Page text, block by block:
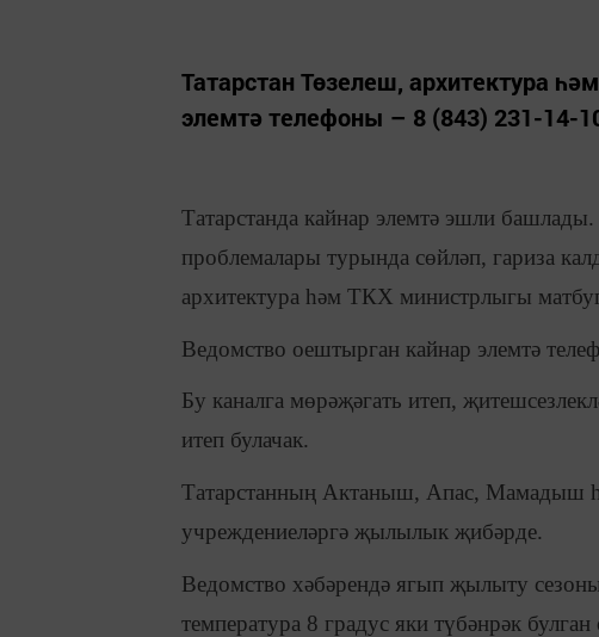
Татарстан Төзелеш, архитектура
элемтә телефоны – 8 (843) 231-14-
Татарстанда кайнар элемтә эшли
проблемалары турында сөйләп, гариза
архитектура һәм ТКХ министрлыгы
Ведомство оештырган кайнар элемтә
Бу каналга мөрәҗәгать итеп,
итеп булачак.
Татарстанның Актаныш, Апас, Мамадыш
учреждениеләргә җылылык җибәрде.
Ведомство хәбәрендә ягып җылыту
температура 8 градус яки түбәнрәк